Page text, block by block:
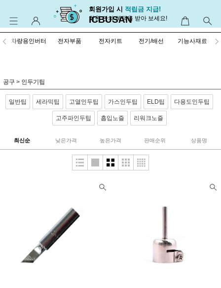
회원가입 시 적립금 지급!
회원 만의 혜택을 받아 보세요!
ICBUSAN
차량용인버터 전자부품 전자키트 전기/배선 기능사재료
공구 > 인두기팁
일반팁 세라믹팁 고열인두팁 가스인두팁 ELD팁 다용도인두팁
고주파인두팁 흡입노즐 리워크노즐
최신순 낮은가격 높은가격 판매순위 상품명